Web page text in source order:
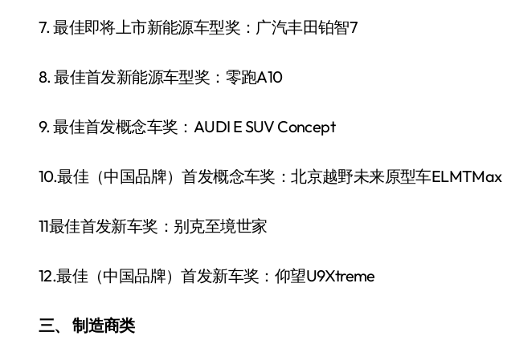
7. 最佳即将上市新能源车型奖：广汽丰田铂智7
8. 最佳首发新能源车型奖：零跑A10
9. 最佳首发概念车奖：AUDI E SUV Concept
10.最佳（中国品牌）首发概念车奖：北京越野未来原型车ELMTMax
11最佳首发新车奖：别克至境世家
12.最佳（中国品牌）首发新车奖：仰望U9Xtreme
三、 制造商类